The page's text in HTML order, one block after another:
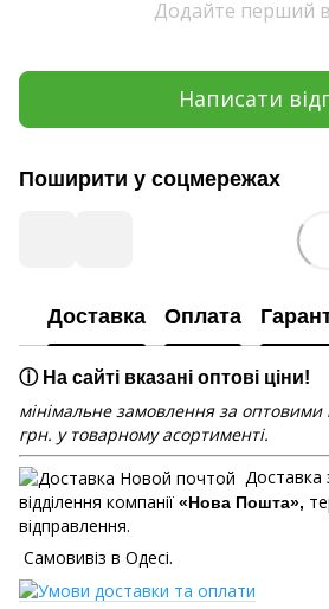
Додайте перший
Написати
Поширити у соцмережах
Доставка Оплата
ⓘ На сайті вказані оптові ціни!
мінімальне замовлення за оптовими
грн. у товарному асортименті.
Доставка
відділення компанії «Нова Пошта»,
відправлення.
Самовивіз в Одесі.